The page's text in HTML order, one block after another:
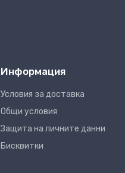
Информация
Условия за доставка
Общи условия
Защита на личните данни
Бисквитки